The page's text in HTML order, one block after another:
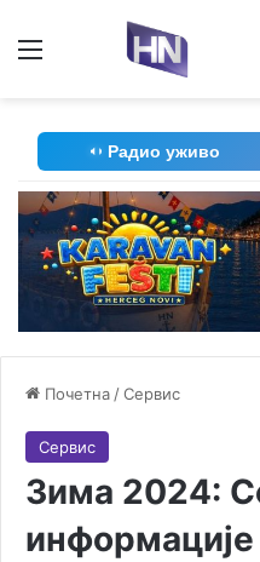
Радио уживо
Почетна /Сервис
Сервис
Зима 2024:
информације